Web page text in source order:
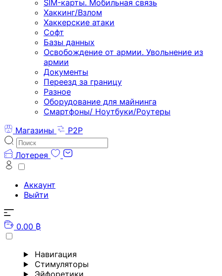
SIM-карты. Мобильная связь
Хаккинг/Взлом
Хаккерские атаки
Софт
Базы данных
Освобождение от армии. Увольнение из
армии
Документы
Переезд за границу
Разное
Оборудование для майнинга
Смартфоны/ Ноутбуки/Роутеры
Магазины
P2P
Лотерея
Аккаунт
Выйти
0.00 ₿
Навигация
Стимуляторы
Эйфоретики